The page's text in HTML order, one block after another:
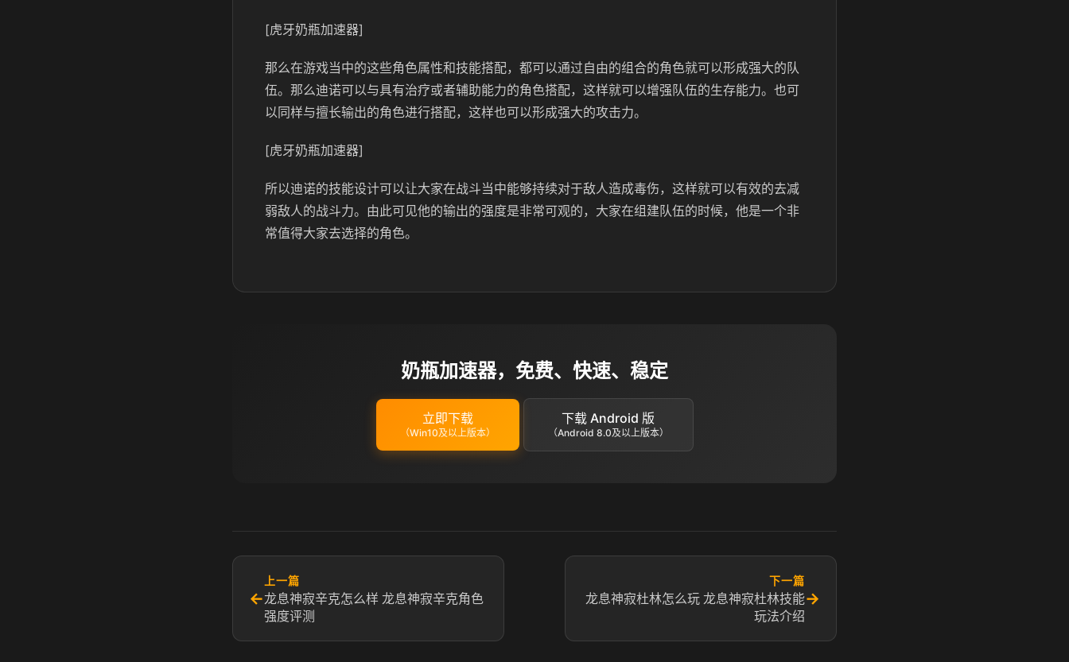
[虎牙奶瓶加速器]
那么在游戏当中的这些角色属性和技能搭配，都可以通过自由的组合的角色就可以形成强大的队
伍。那么迪诺可以与具有治疗或者辅助能力的角色搭配，这样就可以增强队伍的生存能力。也可
以同样与擅长输出的角色进行搭配，这样也可以形成强大的攻击力。
[虎牙奶瓶加速器]
所以迪诺的技能设计可以让大家在战斗当中能够持续对于敌人造成毒伤，这样就可以有效的去减
弱敌人的战斗力。由此可见他的输出的强度是非常可观的，大家在组建队伍的时候，他是一个非
常值得大家去选择的角色。
奶瓶加速器，免费、快速、稳定
立即下载
（Win10及以上版本）
下载 Android 版
（Android 8.0及以上版本）
←
上一篇
龙息神寂辛克怎么样 龙息神寂辛克角色
强度评测
下一篇
龙息神寂杜林怎么玩 龙息神寂杜林技能
玩法介绍
→